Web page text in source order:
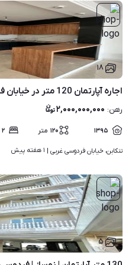
۱۸
اجاره آپارتمان 120 متر در خیابان فردوسی غربی
رهن: ۲,۰۰۰,۰۰۰,۰۰۰
۱۳۹۵ ۱۲۰ متر ۲
تنکابن، خیابان فردوسی غربی | ۱ هفته پیش
۵